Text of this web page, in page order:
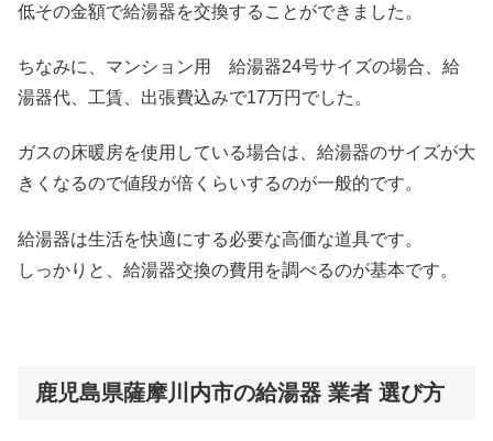
低その金額で給湯器を交換することができました。
ちなみに、マンション用 給湯器24号サイズの場合、給
湯器代、工賃、出張費込みで17万円でした。
ガスの床暖房を使用している場合は、給湯器のサイズが大
きくなるので値段が倍くらいするのが一般的です。
給湯器は生活を快適にする必要な高価な道具です。
しっかりと、給湯器交換の費用を調べるのが基本です。
鹿児島県薩摩川内市の給湯器 業者 選び方